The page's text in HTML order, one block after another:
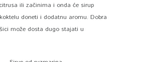
ili začinima i onda će sirup
doneti i dodatnu aromu. Dobra
može dosta dugo stajati u